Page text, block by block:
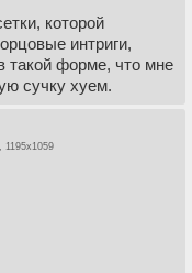
которой
интриги,
такой форме, что мне
сучку хуем.
1195x1059